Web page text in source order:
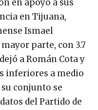
en apoyo a sus
en Tijuana,
Ismael
parte, con 3.7
a Román Cota y
inferiores a medio
conjunto se
del Partido de